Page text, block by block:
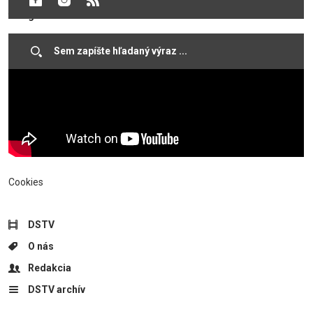
Cookies
DSTV
O nás
Redakcia
DSTV archív